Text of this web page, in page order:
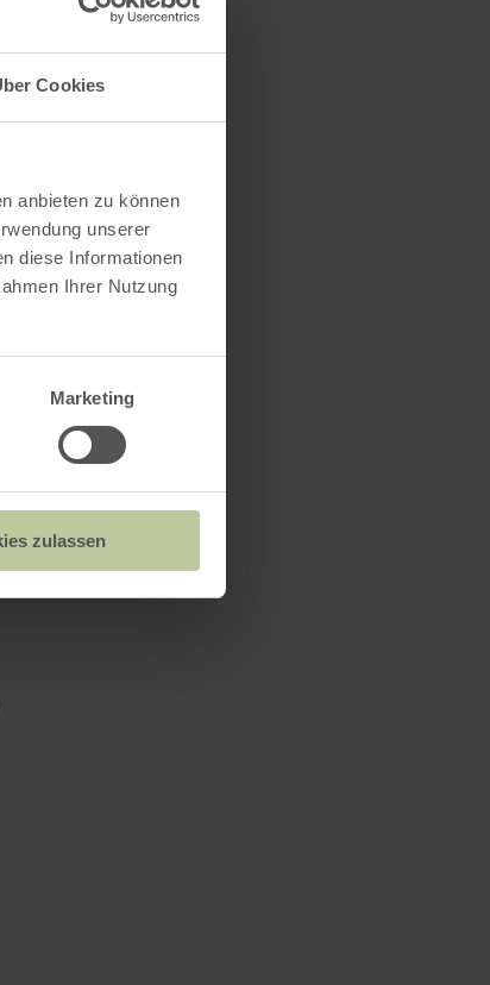
Cookies
anbieten zu können
unserer
diese Informationen
Ihrer Nutzung
Marketing
zulassen